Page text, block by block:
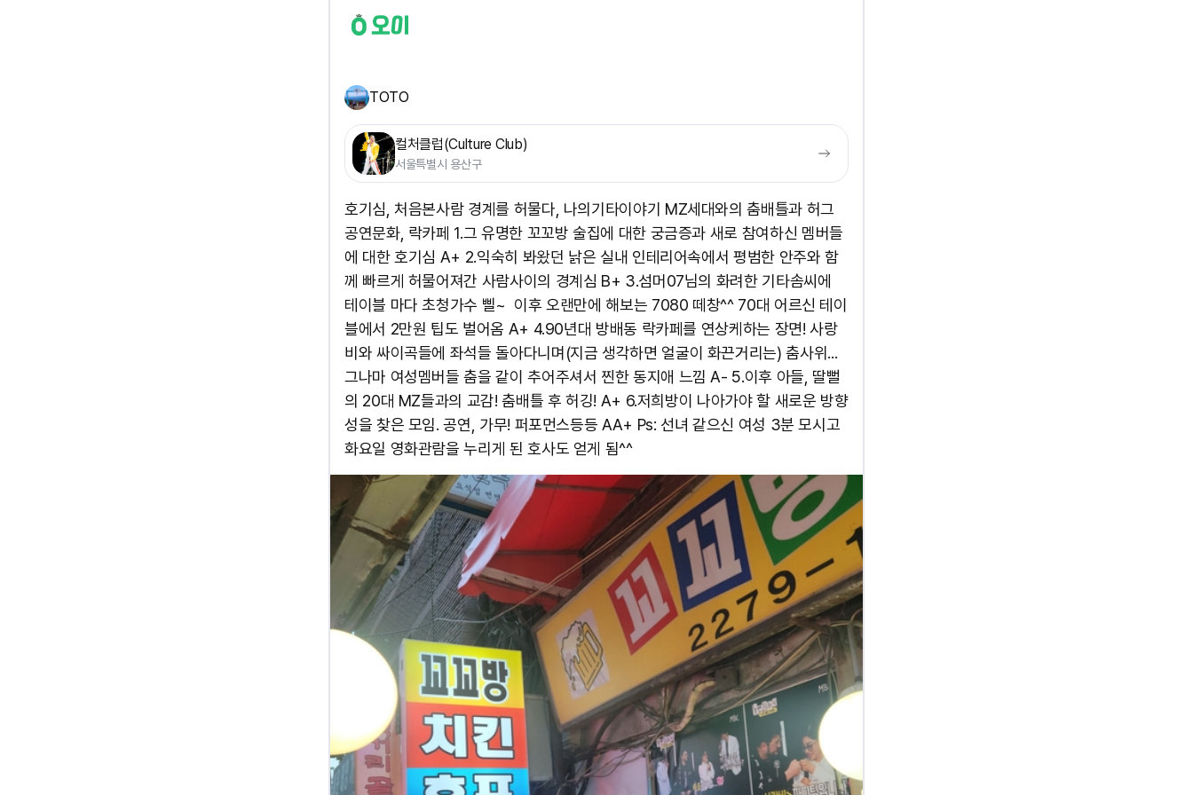
TOTO
컬처클럽(Culture Club)
서울특별시 용산구
호기심, 처음본사람 경계를 허물다, 나의기타이야기 MZ세대와의 춤배틀과 허그
공연문화, 락카페 1.그 유명한 꼬꼬방 술집에 대한 궁금증과 새로 참여하신 멤버들
에 대한 호기심 A+ 2.익숙히 봐왔던 낡은 실내 인테리어속에서 평범한 안주와 함
께 빠르게 허물어져간 사람사이의 경계심 B+ 3.섬머07님의 화려한 기타솜씨에
테이블 마다 초청가수 삘~ 이후 오랜만에 해보는 7080 떼창^^ 70대 어르신 테이
블에서 2만원 팁도 벌어옴 A+ 4.90년대 방배동 락카페를 연상케하는 장면! 사랑
비와 싸이곡들에 좌석들 돌아다니며(지금 생각하면 얼굴이 화끈거리는) 춤사위...
그나마 여성멤버들 춤을 같이 추어주셔서 찐한 동지애 느낌 A- 5.이후 아들, 딸뻘
의 20대 MZ들과의 교감! 춤배틀 후 허깅! A+ 6.저희방이 나아가야 할 새로운 방향
성을 찾은 모임. 공연, 가무! 퍼포먼스등등 AA+ Ps: 선녀 같으신 여성 3분 모시고
화요일 영화관람을 누리게 된 호사도 얻게 됨^^